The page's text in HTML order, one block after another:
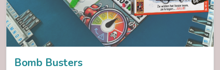
Bomb Busters